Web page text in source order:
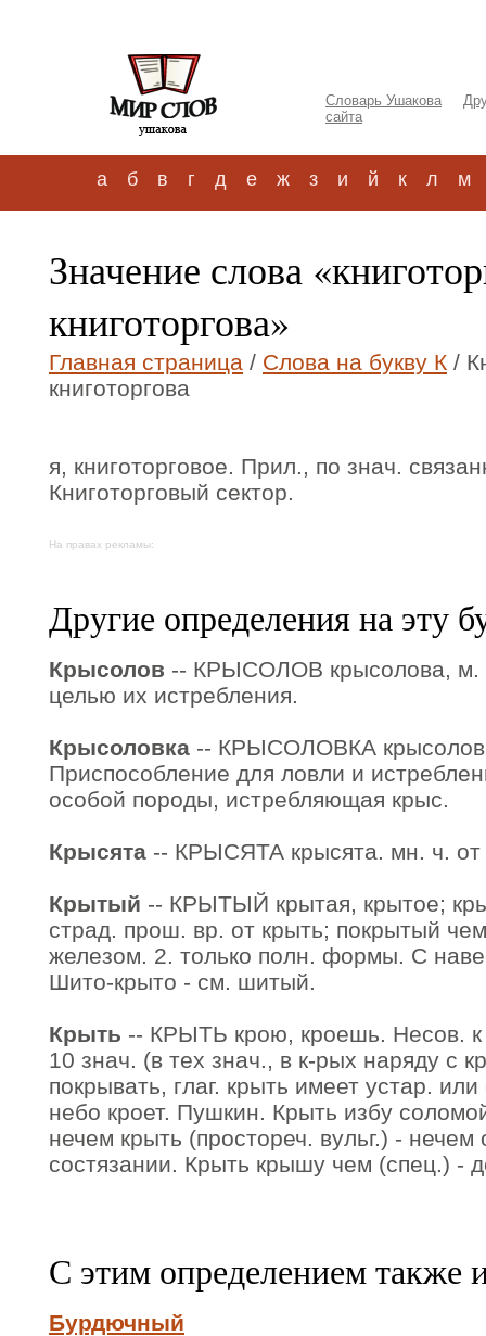
Словарь Ушакова
сайта
а б в г д е ж з и й к л м
Значение слова
книготоргова»
Главная страница / Слова на букву К /
книготоргова
я, книготорговое. Прил., по знач.
Книготорговый сектор.
На правах рекламы:
Другие определения на эту
Крысолов -- КРЫСОЛОВ крысолова, м.
целью их истребления.
Крысоловка -- КРЫСОЛОВКА
Приспособление для ловли и
особой породы, истребляющая крыс.
Крысята -- КРЫСЯТА крысята. мн. ч. от
Крытый -- КРЫТЫЙ крытая, крытое;
страд. прош. вр. от крыть; покрытый
железом. 2. только полн. формы. С
Шито-крыто - см. шитый.
Крыть -- КРЫТЬ крою, кроешь. Несов. к
10 знач. (в тех знач., в к-рых наряду с
покрывать, глаг. крыть имеет устар.
небо кроет. Пушкин. Крыть избу
нечем крыть (простореч. вульг.) - нечем
состязании. Крыть крышу чем (спец.) -
С этим определением также
Бурдючный